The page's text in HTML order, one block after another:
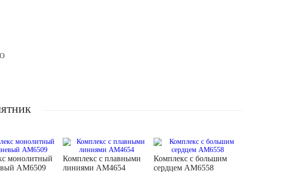
монолитный
AM6509
Комплекс с плавными
линиями AM4654
Комплекс с большим
сердцем AM6558